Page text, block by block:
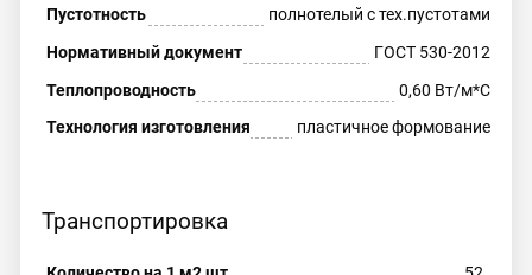
Пустотность
полнотелый с тех.пустотами
Нормативный документ
ГОСТ 530-2012
Теплопроводность
0,60 Вт/м*С
Технология изготовления
пластичное формование
Транспортировка